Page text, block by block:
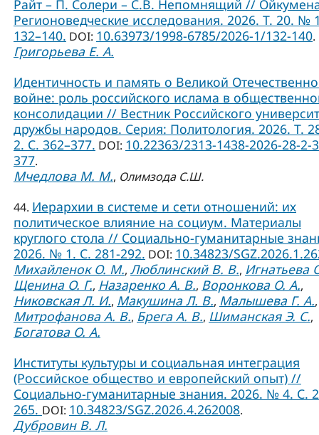
Райт – П. Солери – С.В. Непомнящий //
Регионоведческие исследования. 2026. Т. 20. №
132–140. DOI: 10.63973/1998-6785/2026-1/132-140.
Григорьева Е. А.
Идентичность и память о Великой
войне: роль российского ислама в
консолидации // Вестник Российского
дружбы народов. Серия: Политология. 2026. Т.
2. С. 362–377. DOI: 10.22363/2313-1438-2026-28-2-
377.
Мчедлова М. М., Олимзода С.Ш.
44. Иерархии в системе и сети отношений: их
политическое влияние на социум. Материалы
круглого стола // Социально-гуманитарные
2026. № 1. С. 281-292. DOI: 10.34823/
Михайленок О. М., Люблинский В. В., Игнатьева
Щенина О. Г., Назаренко А. В., Воронкова О. А.,
Никовская Л. И., Макушина Л. В., Малышева Г. А.,
Митрофанова А. В., Брега А. В., Шиманская Э. С.,
Богатова О. А.
Институты культуры и социальная интеграция
(Российское общество и европейский опыт) //
Социально-гуманитарные знания. 2026. № 4. С.
265. DOI: 10.34823/SGZ.2026.4.262008.
Дубровин В. Л.